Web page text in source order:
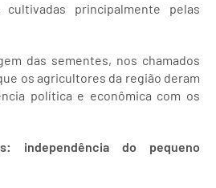
principalmente pelas
das sementes, nos chamados
os agricultores da região deram
política e econômica com os
independência do pequeno